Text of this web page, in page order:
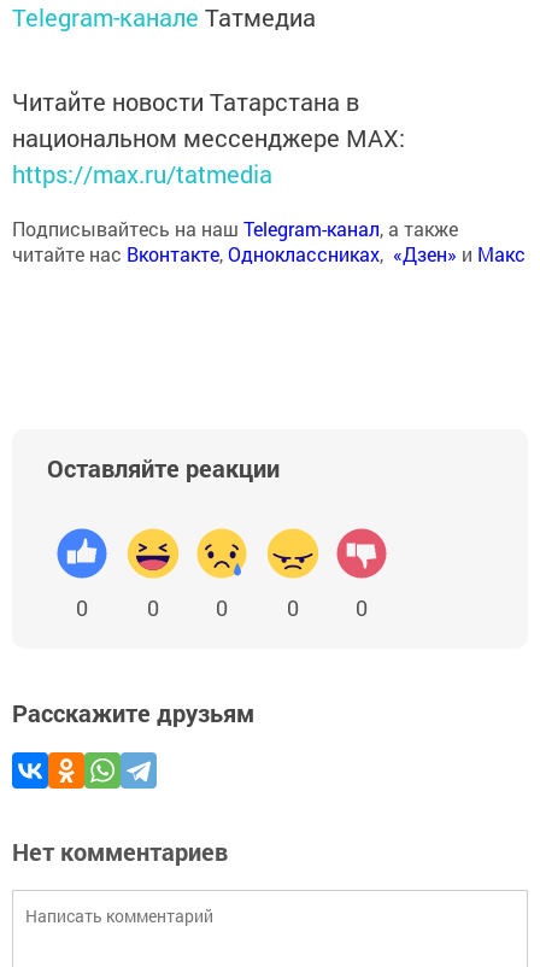
Telegram-канале Татмедиа
Читайте новости Татарстана в
национальном мессенджере MАХ:
https://max.ru/tatmedia
Подписывайтесь на наш Telegram-канал, а также
читайте нас Вконтакте,Одноклассниках, «Дзен» и Макс
Оставляйте реакции
0 0 0 0 0
Расскажите друзьям
Нет комментариев